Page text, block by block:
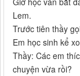
Lem.
Trước tiên thầy
Em học sinh kể
Thầy: Các em
chuyện vừa rồi?